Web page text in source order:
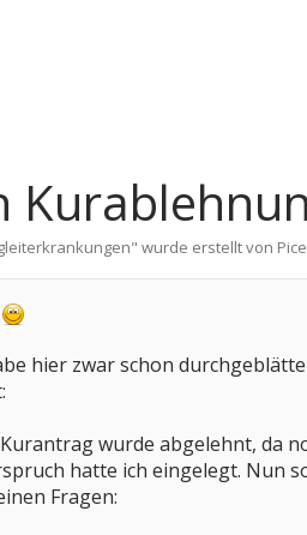
" wurde erstellt von Pice
hier zwar schon
wurde abgelehnt, da
hatte ich eingelegt. Nun
Fragen: